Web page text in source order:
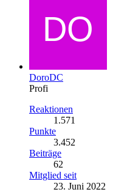
DoroDC
Profi
Reaktionen
1.571
Punkte
3.452
Beiträge
62
Mitglied seit
23. Juni 2022